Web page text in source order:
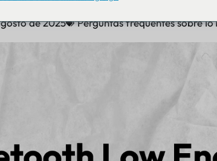
de 2025 Perguntas frequentes sobre